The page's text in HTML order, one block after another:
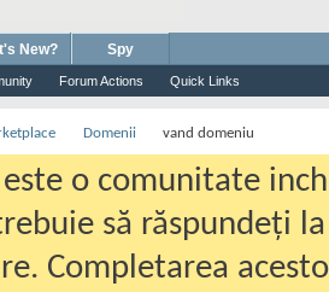
Forum Actions Quick Links
New? Spy
Domenii vand domeniu
este o comunitate
să răspundeți
Completarea